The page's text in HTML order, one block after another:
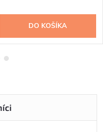
DO KOŠÍKA